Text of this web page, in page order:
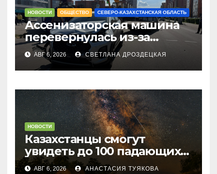
НОВОСТИ ОБЩЕСТВО СЕВЕРО-КАЗАХСТАНСКАЯ ОБЛАСТЬ
Ассенизаторская машина
перевернулась из-за
столкновения с
легковушкой в
Петропавловске
АВГ 6, 2026 СВЕТЛАНА ДРОЗДЕЦКАЯ
НОВОСТИ
Казахстанцы смогут
увидеть до 100 падающих
звезд в час
АВГ 6, 2026 АНАСТАСИЯ ТУЯКОВА